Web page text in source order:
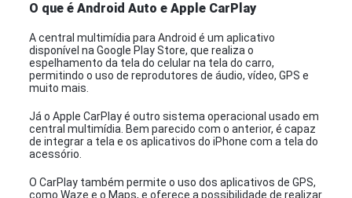
O que é Android Auto e Apple CarPlay
A central multimídia para Android é um aplicativo
disponível na Google Play Store, que realiza o
espelhamento da tela do celular na tela do carro,
permitindo o uso de reprodutores de áudio, vídeo, GPS e
muito mais.
Já o Apple CarPlay é outro sistema operacional usado em
central multimídia. Bem parecido com o anterior, é capaz
de integrar a tela e os aplicativos do iPhone com a tela do
acessório.
O CarPlay também permite o uso dos aplicativos de GPS,
como Waze e o Maps, e oferece a possibilidade de realizar